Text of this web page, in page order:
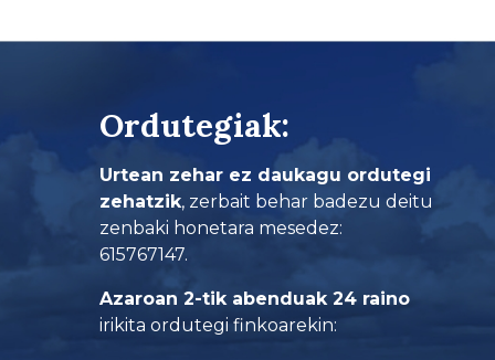
Ordutegiak:
Urtean zehar ez daukagu ordutegi
zehatzik, zerbait behar badezu deitu
zenbaki honetara mesedez:
615767147.
Azaroan 2-tik abenduak 24 raino
irikita ordutegi finkoarekin: